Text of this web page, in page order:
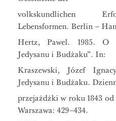
volkskundlichen
Lebensformen. Berlin –
Hertz, Pawel. 1985. O
Jedysanu i Budżaku“. In:
Kraszewski, Józef
Jedysanu i Budżaku.
przejażdżki w roku 1843 od
Warszawa: 429–434.